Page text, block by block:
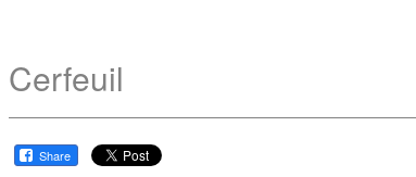
Cerfeuil
Share